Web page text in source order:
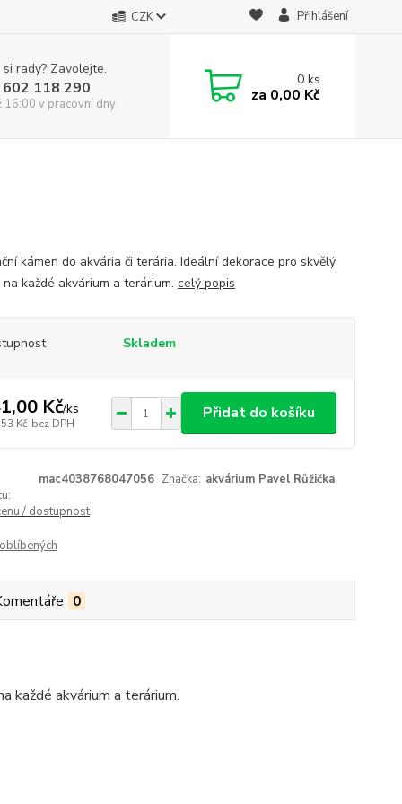
CZK Přihlášení
rady? Zavolejte.
118 290
16:00 v pracovní dny
0ks
za 0,00 Kč
kámen do akvária či terária. Ideální dekorace pro skvělý
každé akvárium a terárium. celý popis
Skladem
Kč/ks
Kč bez DPH
Přidat do košíku
mac4038768047056 Značka: akvárium Pavel Růžička
/ dostupnost
0
každé akvárium a terárium.